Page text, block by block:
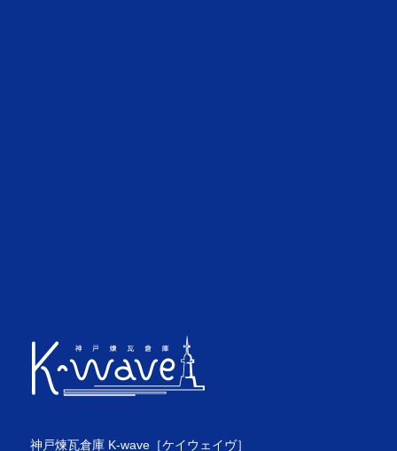
神戸煉瓦倉庫 K-wave［ケイウェイヴ］